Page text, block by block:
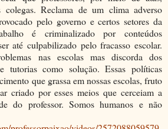
Reclama de um clima adverso
pelo governo e certos setores da
é criminalizado por conteúdos
até culpabilizado pelo fracasso escolar.
nas escolas mas discorda dos
tutorias como solução. Essas políticas
que grassa em nossas escolas, fruto
criado por esses meios que cerceiam a
do professor. Somos humanos e não